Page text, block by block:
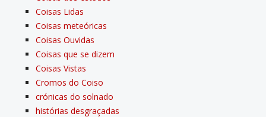
Coisas Lidas
Coisas meteóricas
Coisas Ouvidas
Coisas que se dizem
Coisas Vistas
Cromos do Coiso
crónicas do solnado
histórias desgraçadas